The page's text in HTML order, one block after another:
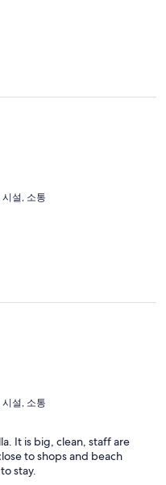
설, 소통
설, 소통
It is big, clean, staff are
to shops and beach
stay.